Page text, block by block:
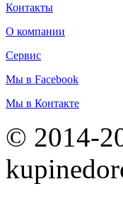
Контакты
О компании
Сервис
Мы в Facebook
Мы в Контакте
© 2014-